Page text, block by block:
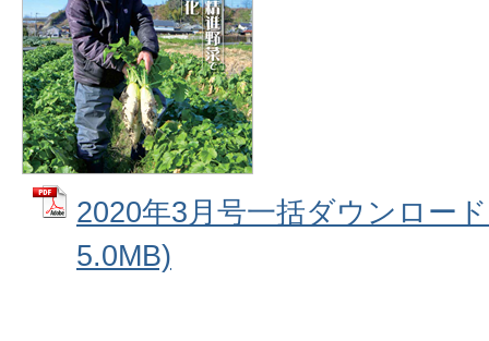
2020年3月号一括ダウンロー
5.0MB)